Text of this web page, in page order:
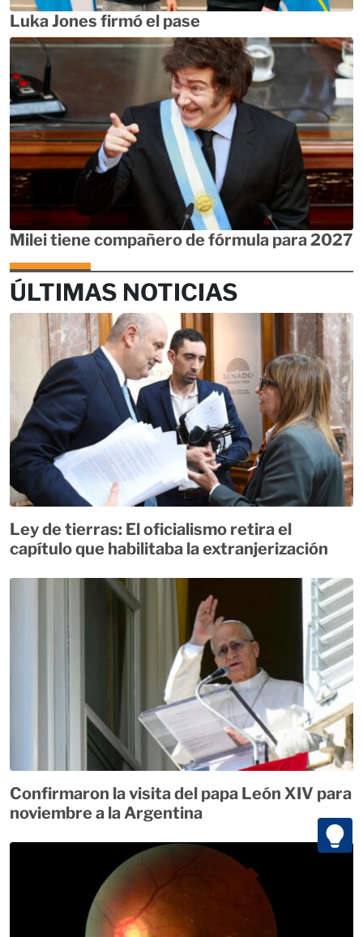
Luka Jones firmó el pase
Milei tiene compañero de fórmula para 2027
ÚLTIMAS NOTICIAS
Ley de tierras: El oficialismo retira el
capítulo que habilitaba la extranjerización
Confirmaron la visita del papa León XIV para
noviembre a la Argentina